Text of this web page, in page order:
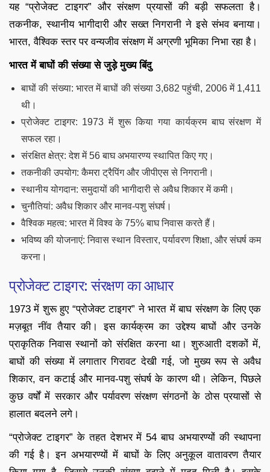
यह “प्रोजेक्ट टाइगर” और संरक्षण प्रयासों की बड़ी सफलता है।
तकनीक, स्थानीय भागीदारी और सख्त निगरानी ने इसे संभव बनाया।
भारत, वैश्विक स्तर पर वन्यजीव संरक्षण में अग्रणी भूमिका निभा रहा है।
भारत में बाघों की संख्या से जुड़े मुख्य बिंदु
बाघों की संख्या: भारत में बाघों की संख्या 3,682 पहुंची, 2006 में 1,411
थी।
प्रोजेक्ट टाइगर: 1973 में शुरू किया गया कार्यक्रम बाघ संरक्षण में
सफल रहा।
संरक्षित क्षेत्र: देश में 56 बाघ अभयारण्य स्थापित किए गए।
तकनीकी उपयोग: कैमरा ट्रैपिंग और जीपीएस से निगरानी।
स्थानीय योगदान: समुदायों की भागीदारी से अवैध शिकार में कमी।
चुनौतियां: अवैध शिकार और मानव-पशु संघर्ष।
वैश्विक महत्व: भारत में विश्व के 75% बाघ निवास करते हैं।
भविष्य की योजनाएं: निवास स्थान विस्तार, पर्यावरण शिक्षा, और संघर्ष कम
करना।
प्रोजेक्ट टाइगर: संरक्षण का आधार
1973 में शुरू हुए “प्रोजेक्ट टाइगर” ने भारत में बाघ संरक्षण के लिए एक
मज़बूत नींव तैयार की। इस कार्यक्रम का उद्देश्य बाघों और उनके
प्राकृतिक निवास स्थानों को संरक्षित करना था। शुरुआती दशकों में,
बाघों की संख्या में लगातार गिरावट देखी गई, जो मुख्य रूप से अवैध
शिकार, वन कटाई और मानव-पशु संघर्ष के कारण थी। लेकिन, पिछले
कुछ वर्षों में सरकार और पर्यावरण संरक्षण संगठनों के ठोस प्रयासों से
हालात बदलने लगे।
“प्रोजेक्ट टाइगर” के तहत देशभर में 54 बाघ अभयारण्यों की स्थापना
की गई है। इन अभयारण्यों में बाघों के लिए अनुकूल वातावरण तैयार